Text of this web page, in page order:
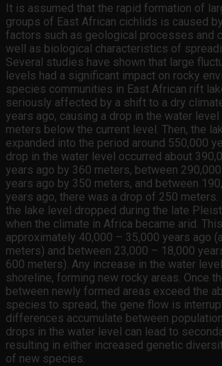
It is assumed that the rapid formation of
groups of East African cichlids is caused
factors such as geological processes and
well as biological characteristics of
Several studies have shown that large
levels had a significant impact on rocky
species communities in East African rift
seriously affected by a shift to a dry
years ago, causing a drop in the water
meters below the current level. Then, the
expanded into the period around 550,000
drop in the water level occurred about
years ago by 360 meters, between
years ago by 350 meters, and between
years ago, there was a drop of 250 meters.
the lake level dropped during the late
when the climate in Africa became arid.
approximately 40,000 – 35,000 years ago
meters) and between 23,000 – 18,000
600 meters). Any increase in the water
shoreline, forming new rocky areas. Once
between newly formed areas exceed the
species to spread, the gene flow is
differences accumulate between
drops in the water level can lead to
resulting in either increased genetic
of new species.